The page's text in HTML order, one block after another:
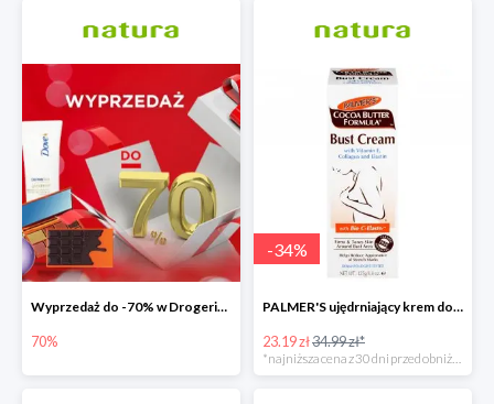
Wyprzedaż do -70% w Drogerie Natura
70%
-34%
PALMER'S ujędrniający krem do biustu
23.19 zł34.99 zł*